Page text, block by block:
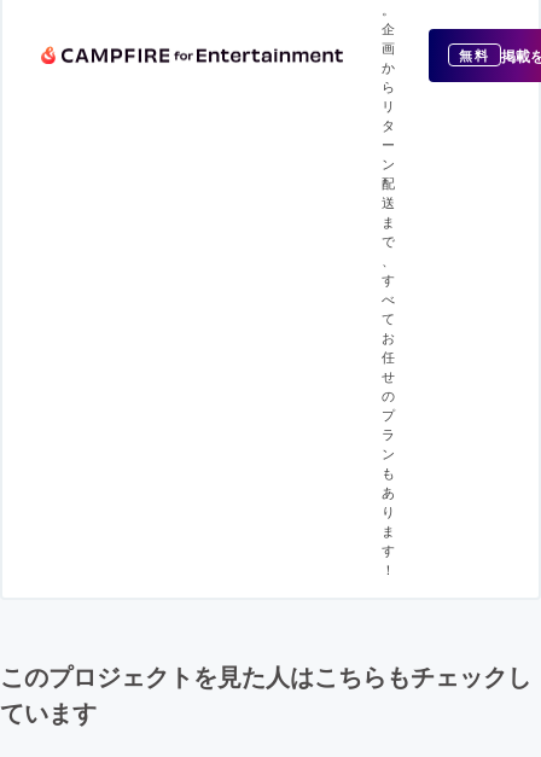
企
画
か
ら
リ
タ
ー
ン
配
送
ま
で
す
べ
て
お
任
せ
の
プ
ラ
ン
も
あ
り
ま
す
！
無料 掲載
このプロジェクトを見た人はこちらもチェックし
ています